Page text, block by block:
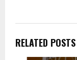
RELATED POSTS